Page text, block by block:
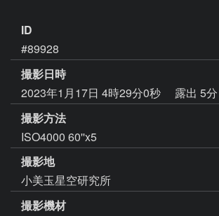
ID
#89928
撮影日時
2023年1月17日 4時29分0秒
露出 5分
撮影方法
ISO4000 60''x5
撮影地
小美玉星空研究所
撮影機材